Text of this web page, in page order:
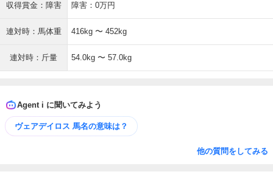
収得賞金：障害 障害：0万円
連対時：馬体重 416kg 〜 452kg
連対時：斤量 54.0kg 〜 57.0kg
Agent i に聞いてみよう
ヴェアデイロス 馬名の意味は？
他の質問をしてみる